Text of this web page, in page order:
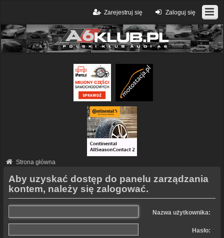
Zaloguj się
Zarejestruj się
Strona główna
Aby uzyskać dostęp do panelu zarządzania
kontem, należy się zalogować.
Nazwa użytkownika:
Hasło: